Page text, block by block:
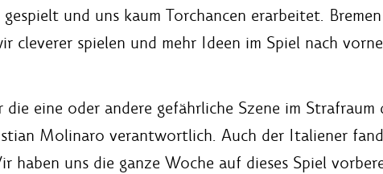
und uns kaum Torchancen erarbeitet.
cleverer spielen und mehr Ideen im Spiel nach
die eine oder andere gefährliche Szene im
Molinaro verantwortlich. Auch der Italiener
haben uns die ganze Woche auf dieses Spiel